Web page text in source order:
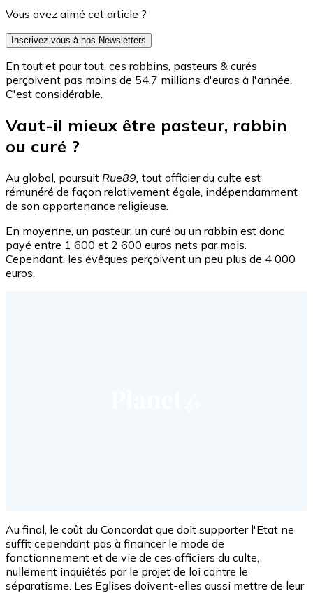
Vous avez aimé cet article ?
Inscrivez-vous à nos Newsletters
En tout et pour tout, ces rabbins, pasteurs & curés
perçoivent pas moins de 54,7 millions d'euros à l'année.
C'est considérable.
Vaut-il mieux être pasteur, rabbin
ou curé ?
Au global, poursuit Rue89, tout officier du culte est
rémunéré de façon relativement égale, indépendamment
de son appartenance religieuse.
En moyenne, un pasteur, un curé ou un rabbin est donc
payé entre 1 600 et 2 600 euros nets par mois.
Cependant, les évêques perçoivent un peu plus de 4 000
euros.
Au final, le coût du Concordat que doit supporter l'Etat ne
suffit cependant pas à financer le mode de
fonctionnement et de vie de ces officiers du culte,
nullement inquiétés par le projet de loi contre le
séparatisme. Les Eglises doivent-elles aussi mettre de leur